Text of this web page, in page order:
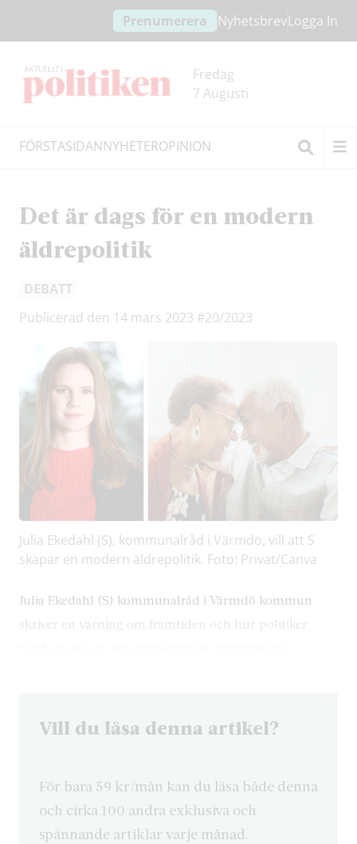
innehållet
headern
Prenumerera NyhetsbrevLogga In
Fredag
7 Augusti
FÖRSTASIDANNYHETEROPINION
Det är dags för en modern
äldrepolitik
DEBATT
Publicerad den 14 mars 2023 #20/2023
Julia Ekedahl (S), kommunalråd i Värmdö, vill att S
skapar en modern äldrepolitik. Foto: Privat/Canva
Julia Ekedahl (S) kommunalråd i Värmdö kommun
skriver en varning om framtiden och hur politiker
Vill du läsa denna artikel?
För bara 59 kr/mån kan du läsa både denna
och cirka 100 andra exklusiva och
spännande artiklar varje månad.